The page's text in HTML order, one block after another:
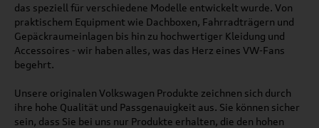
das speziell für verschiedene Modelle entwickelt wurde. Von
praktischem Equipment wie Dachboxen, Fahrradträgern und
Gepäckraumeinlagen bis hin zu hochwertiger Kleidung und
Accessoires - wir haben alles, was das Herz eines VW-Fans
begehrt.
Unsere originalen Volkswagen Produkte zeichnen sich durch
ihre hohe Qualität und Passgenauigkeit aus. Sie können sicher
sein, dass Sie bei uns nur Produkte erhalten, die den hohen